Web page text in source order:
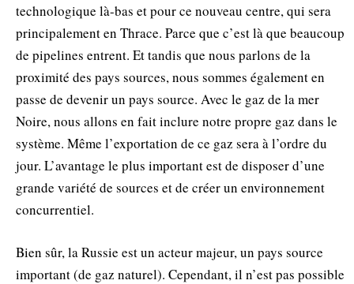
technologique là-bas et pour ce nouveau centre, qui sera
principalement en Thrace. Parce que c’est là que beaucoup
de pipelines entrent. Et tandis que nous parlons de la
proximité des pays sources, nous sommes également en
passe de devenir un pays source. Avec le gaz de la mer
Noire, nous allons en fait inclure notre propre gaz dans le
système. Même l’exportation de ce gaz sera à l’ordre du
jour. L’avantage le plus important est de disposer d’une
grande variété de sources et de créer un environnement
concurrentiel.
Bien sûr, la Russie est un acteur majeur, un pays source
important (de gaz naturel). Cependant, il n’est pas possible